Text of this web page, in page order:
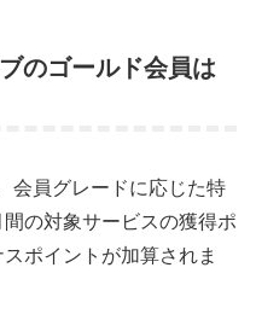
のゴールド会員は
会員グレードに応じた特
の対象サービスの獲得ポ
ポイントが加算されま